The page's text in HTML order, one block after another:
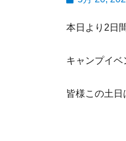
本日より2日
キャンプイベ
皆様この土